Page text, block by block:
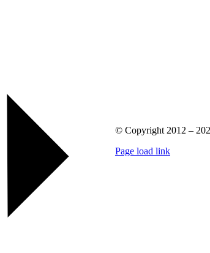
© Copyright 2012 –
Page load link